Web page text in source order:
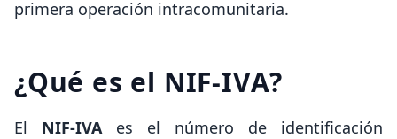
primera operación intracomunitaria.
¿Qué es el NIF-IVA?
El NIF-IVA es el número de identificación